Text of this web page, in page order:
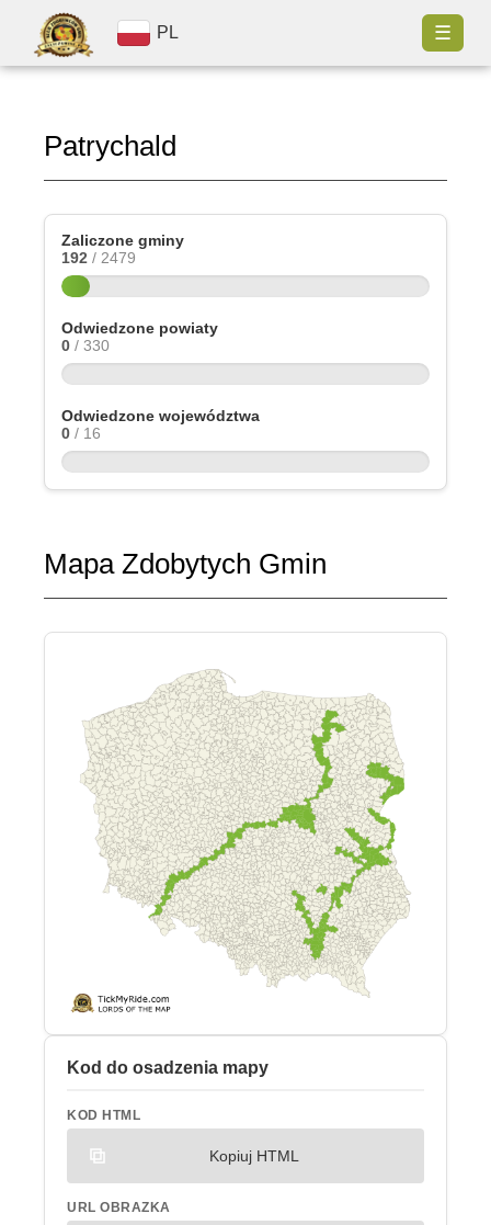
PL ☰
Patrychald
Zaliczone gminy
192 / 2479
Odwiedzone powiaty
0 / 330
Odwiedzone województwa
0 / 16
Mapa Zdobytych Gmin
Kod do osadzenia mapy
KOD HTML
Kopiuj HTML
URL OBRAZKA